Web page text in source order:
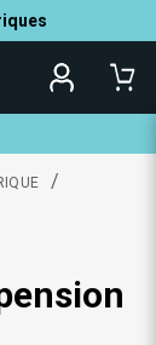
/